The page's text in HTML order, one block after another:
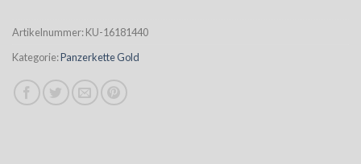
Artikelnummer:KU-16181440
Kategorie:Panzerkette Gold